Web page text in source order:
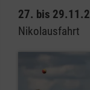
27. bis
Nikolausfahrt